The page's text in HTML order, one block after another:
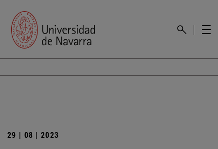
29 | 08 | 2023